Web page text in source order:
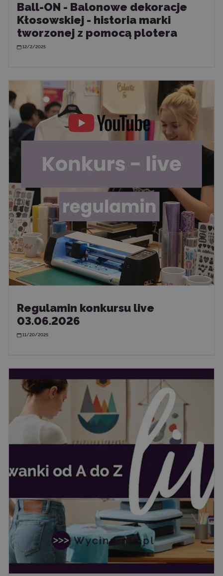
Ball-ON - Balonowe dekoracje
Kłosowskiej - historia marki
tworzonej z pomocą plotera
12/2/2025
Regulamin konkursu live
03.06.2026
11/20/2025